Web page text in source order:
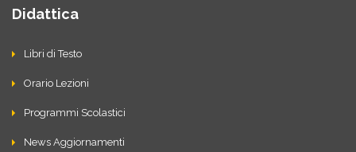
Didattica
Libri di Testo
Orario Lezioni
Programmi Scolastici
News Aggiornamenti